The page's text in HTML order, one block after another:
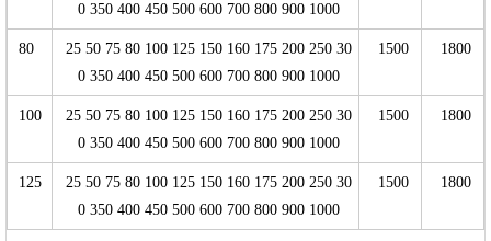
0 350 400 450 500 600 700 800 900 1000
80
25 50 75 80 100 125 150 160 175 200 250 30
0 350 400 450 500 600 700 800 900 1000
1500 1800
100
25 50 75 80 100 125 150 160 175 200 250 30
0 350 400 450 500 600 700 800 900 1000
1500 1800
125
25 50 75 80 100 125 150 160 175 200 250 30
0 350 400 450 500 600 700 800 900 1000
1500 1800